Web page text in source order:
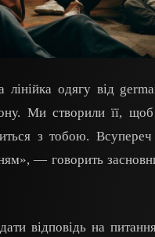
одягу від
Ми створили її, щоб
з тобою.
— говорить
відповідь на